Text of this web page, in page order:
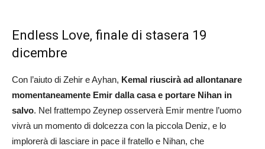
Endless Love, finale di stasera 19
dicembre
Con l’aiuto di Zehir e Ayhan, Kemal riuscirà ad allontanare
momentaneamente Emir dalla casa e portare Nihan in
salvo. Nel frattempo Zeynep osserverà Emir mentre l’uomo
vivrà un momento di dolcezza con la piccola Deniz, e lo
implorerà di lasciare in pace il fratello e Nihan, che